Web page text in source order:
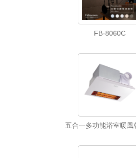
FB-8060C
五合一多功能浴室暖風